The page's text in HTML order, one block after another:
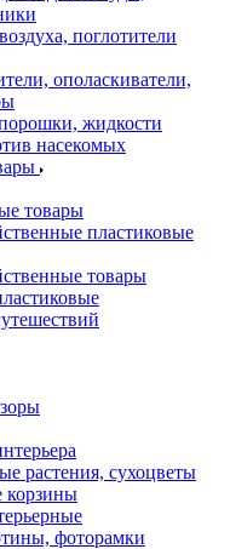
поглотители
ополаскиватели,
жидкости
насекомых
товары
пластиковые
товары
растения, сухоцветы
корзины
фоторамки